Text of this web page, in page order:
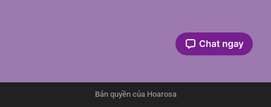
Bản quyền của Hoarosa